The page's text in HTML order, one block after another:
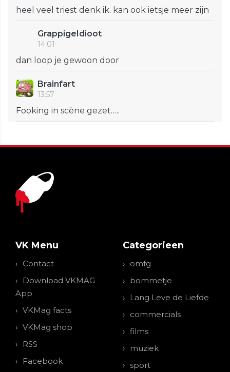
heel veel triest denk ik. kan ook ietsje meer zijn
GrappigeIdioot
14:01
dan loop je gewoon door
Brainfart
13:57
Fooking in scène gezet…..
VK Menu
Contact
Download VKMAG
App
VKMag facts
VKMag shop
RSS
Facebook
Categorieen
omfg
bommetje
Lang Leve de Liefde
commercials
films
muziek
sport